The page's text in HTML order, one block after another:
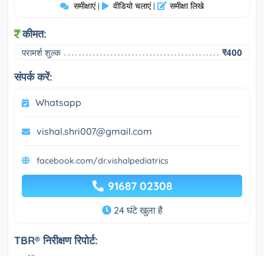
समीक्षाएं | वीडियो चलाएं | समीक्षा लिखे
कीमत:
परामर्श शुल्क ₹400
संपर्क करें:
Whatsapp
vishal.shri007@gmail.com
facebook.com/dr.vishalpediatrics
91687 02308
24 घंटे खुला है
TBR® निरीक्षण रिपोर्ट: